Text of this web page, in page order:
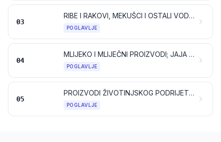
03
RIBE I RAKOVI, MEKUŠCI I OSTALI VODENI BESKRALJEŽNJACI
POGLAVLJE
04
MLIJEKO I MLIJEČNI PROIZVODI; JAJA PERADI I PTIČJA JAJA; PRIRODNI MED; JESTIVI PROIZVODI ŽIVOTINJSKOG PODRIJETLA, NESPOMENUTI NITI UKLJUČENI NA DRUGOM MJESTU
POGLAVLJE
05
PROIZVODI ŽIVOTINJSKOG PODRIJETLA, NESPOMENUTI NITI UKLJUČENI NA DRUGOM MJESTU
POGLAVLJE